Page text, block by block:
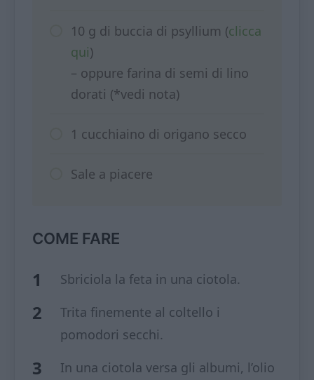
10 g di buccia di psyllium (clicca
qui)
– oppure farina di semi di lino
dorati (*vedi nota)
1 cucchiaino di origano secco
Sale a piacere
COME FARE
Sbriciola la feta in una ciotola.
Trita finemente al coltello i
pomodori secchi.
In una ciotola versa gli albumi, l’olio